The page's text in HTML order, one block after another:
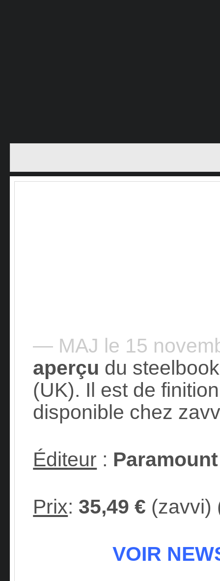
— MAJ le 15
aperçu du steelbook
(UK). Il est de
disponible chez
Éditeur : Paramount
Prix: 35,49 € (zavvi)
VOIR